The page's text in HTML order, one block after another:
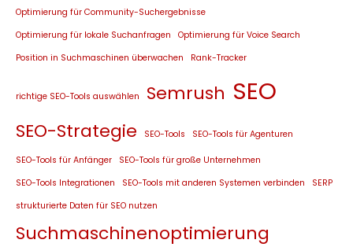
Optimierung für Community-Suchergebnisse
Optimierung für lokale Suchanfragen
Optimierung für Voice Search
Position in Suchmaschinen überwachen
Rank-Tracker
richtige SEO-Tools auswählen Semrush SEO
SEO-Strategie SEO-Tools SEO-Tools für Agenturen
SEO-Tools für Anfänger
SEO-Tools für große Unternehmen
SEO-Tools Integrationen
SEO-Tools mit anderen Systemen verbinden
SERP
strukturierte Daten für SEO nutzen
Suchmaschinenoptimierung